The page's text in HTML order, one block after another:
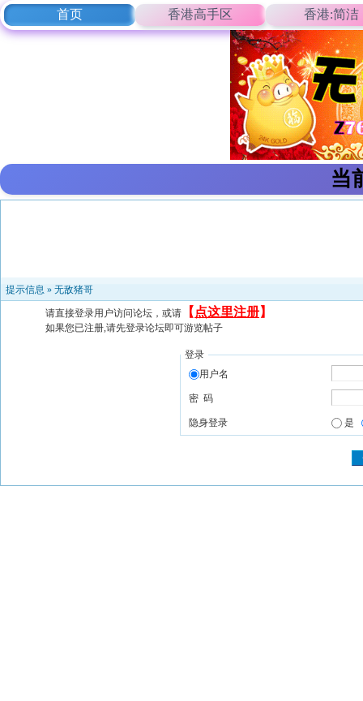
首页 香港高手区 香港:简洁
当
提示信息 » 无敌猪哥
请直接登录用户访问论坛，或请 【 点这里注册】
如果您已注册,请先登录论坛即可游览帖子
登录
用户名
密 码
隐身登录 是